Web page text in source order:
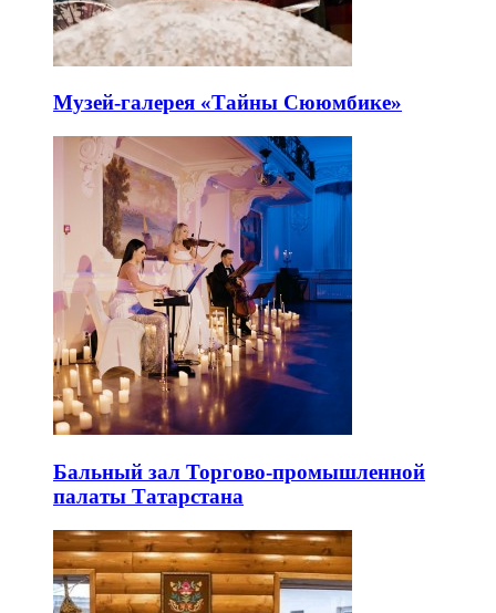
Музей-галерея «Тайны Сююмбике»
Бальный зал Торгово-промышленной
палаты Татарстана